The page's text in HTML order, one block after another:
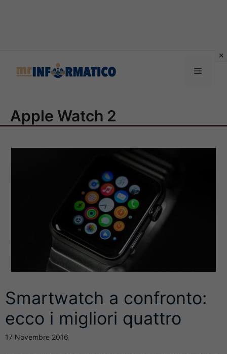
Menu
Apple Watch 2
Smartwatch a confronto:
ecco i migliori quattro
17 Novembre 2016